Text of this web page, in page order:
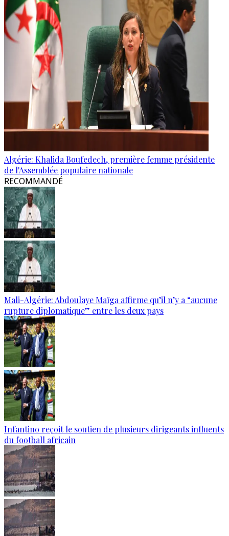
Algérie: Khalida Boufedech, première femme présidente
de l'Assemblée populaire nationale
RECOMMANDÉ
Mali-Algérie: Abdoulaye Maïga affirme qu’il n’y a “aucune
rupture diplomatique” entre les deux pays
Infantino reçoit le soutien de plusieurs dirigeants influents
du football africain